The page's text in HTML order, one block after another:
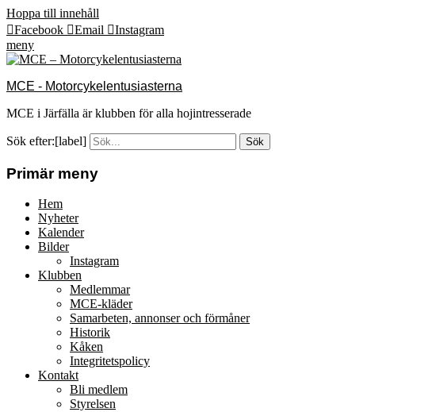
Hoppa till innehåll
Facebook
Email
Instagram
meny
MCE - Motorcykelentusiasterna
MCE i Järfälla är klubben för alla hojintresserade
Sök efter:[label]
Primär meny
Hem
Nyheter
Kalender
Bilder
Instagram
Klubben
Medlemmar
MCE-kläder
Samarbeten, annonser och förmåner
Historik
Kåken
Integritetspolicy
Kontakt
Bli medlem
Styrelsen